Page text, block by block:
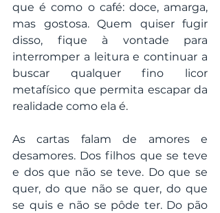
que é como o café: doce, amarga,
mas gostosa. Quem quiser fugir
disso, fique à vontade para
interromper a leitura e continuar a
buscar qualquer fino licor
metafísico que permita escapar da
realidade como ela é.
As cartas falam de amores e
desamores. Dos filhos que se teve
e dos que não se teve. Do que se
quer, do que não se quer, do que
se quis e não se pôde ter. Do pão